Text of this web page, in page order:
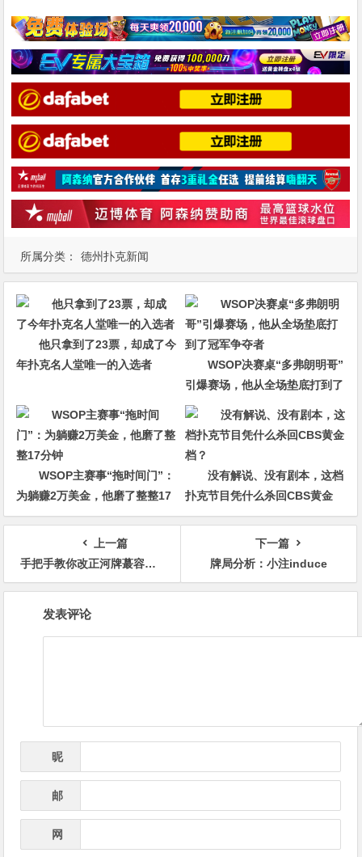
所属分类： 德州扑克新闻
他只拿到了23票，却成了今
年扑克名人堂唯一的入选者
WSOP决赛桌“多弗朗明哥”
引爆赛场，他从全场垫底打到了
冠军争夺者
WSOP主赛事“拖时间门”：
为躺赚2万美金，他磨了整整17
分钟
没有解说、没有剧本，这档
扑克节目凭什么杀回CBS黄金
档？
上一篇
手把手教你改正河牌蕞容易犯的5个错误，学完你就无敌了
下一篇
牌局分析：小注induce
发表评论
昵
*
邮
*
网